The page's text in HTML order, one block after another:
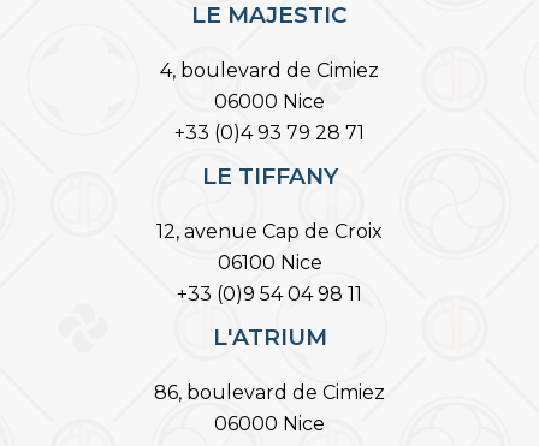
LE MAJESTIC
4, boulevard de Cimiez
06000 Nice
+33 (0)4 93 79 28 71
LE TIFFANY
12, avenue Cap de Croix
06100 Nice
+33 (0)9 54 04 98 11
L'ATRIUM
86, boulevard de Cimiez
06000 Nice